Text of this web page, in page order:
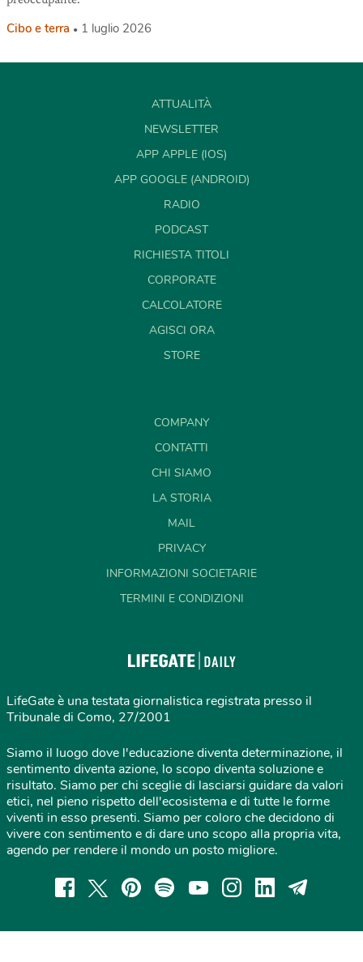
Cibo e terra 1 luglio 2026
ATTUALITÀ
NEWSLETTER
APP APPLE (IOS)
APP GOOGLE (ANDROID)
RADIO
PODCAST
RICHIESTA TITOLI
CORPORATE
CALCOLATORE
AGISCI ORA
STORE
COMPANY
CONTATTI
CHI SIAMO
LA STORIA
MAIL
PRIVACY
INFORMAZIONI SOCIETARIE
TERMINI E CONDIZIONI
LifeGate è una testata giornalistica registrata presso il
Tribunale di Como, 27/2001
Siamo il luogo dove l'educazione diventa determinazione, il
sentimento diventa azione, lo scopo diventa soluzione e
risultato. Siamo per chi sceglie di lasciarsi guidare da valori
etici, nel pieno rispetto dell'ecosistema e di tutte le forme
viventi in esso presenti. Siamo per coloro che decidono di
vivere con sentimento e di dare uno scopo alla propria vita,
agendo per rendere il mondo un posto migliore.